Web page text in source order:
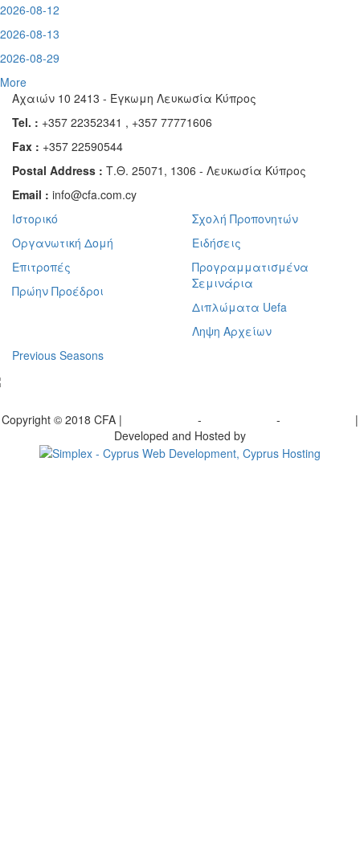
2026-08-12
2026-08-13
2026-08-29
More
Αχαιών 10 2413 - Έγκωμη Λευκωσία Κύπρος
Tel. : +357 22352341 , +357 77771606
Fax : +357 22590544
Postal Address : Τ.Θ. 25071, 1306 - Λευκωσία Κύπρος
Email : info@cfa.com.cy
Ιστορικό
Οργανωτική Δομή
Επιτροπές
Πρώην Προέδροι
Σχολή Προπονητών
Ειδήσεις
Προγραμματισμένα
Σεμινάρια
Διπλώματα Uefa
Ληψη Αρχείων
Previous Seasons
Copyright © 2018 CFA | - -
|
Developed and Hosted by